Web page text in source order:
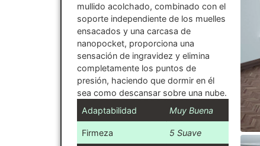
mullido acolchado, combinado con el
soporte independiente de los muelles
ensacados y una carcasa de
nanopocket, proporciona una
sensación de ingravidez y elimina
completamente los puntos de
presión, haciendo que dormir en él
sea como descansar sobre una nube.
Adaptabilidad
Muy Buena
Firmeza 5 Suave